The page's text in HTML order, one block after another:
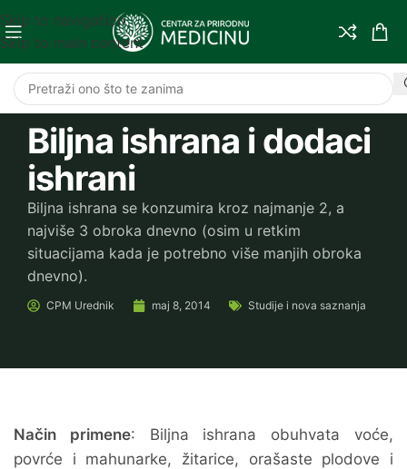
Skip to navigation
Skip to main content
Biljna ishrana i dodaci
ishrani
Biljna ishrana se konzumira kroz najmanje 2, a
najviše 3 obroka dnevno (osim u retkim
situacijama kada je potrebno više manjih obroka
dnevno).
CPM Urednik maj 8, 2014 Studije i nova saznanja
Način primene: Biljna ishrana obuhvata voće,
povrće i mahunarke, žitarice, orašaste plodove i